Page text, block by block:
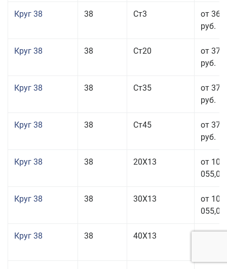
Круг 38 38 Ст3
от 36
руб.
Круг 38 38 Ст20
от 37
руб.
Круг 38 38 Ст35
от 37
руб.
Круг 38 38 Ст45
от 37
руб.
Круг 38 38 20Х13
от 101
055,00
Круг 38 38 30Х13
от 101
055,00
Круг 38 38 40Х13